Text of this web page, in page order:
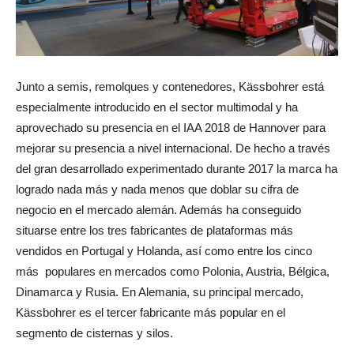
Junto a semis, remolques y contenedores, Kässbohrer está
especialmente introducido en el sector multimodal y ha
aprovechado su presencia en el IAA 2018 de Hannover para
mejorar su presencia a nivel internacional. De hecho a través
del gran desarrollado experimentado durante 2017 la marca ha
logrado nada más y nada menos que doblar su cifra de
negocio en el mercado alemán. Además ha conseguido
situarse entre los tres fabricantes de plataformas más
vendidos en Portugal y Holanda, así como entre los cinco
más populares en mercados como Polonia, Austria, Bélgica,
Dinamarca y Rusia. En Alemania, su principal mercado,
Kässbohrer es el tercer fabricante más popular en el
segmento de cisternas y silos.